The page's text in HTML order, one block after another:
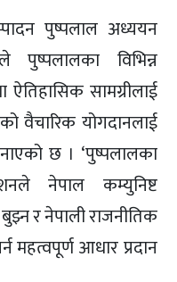
पुष्पलाल अध्ययन
विभिन्न
सामग्रीलाई
वैचारिक योगदानलाई
छ । ‘पुष्पलालका
नेपाल कम्युनिष्ट
र नेपाली राजनीतिक
महत्वपूर्ण आधार प्रदान